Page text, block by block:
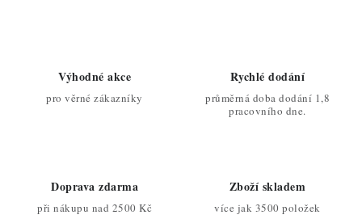
Výhodné akce
pro věrné zákazníky
Rychlé dodání
průměrná doba dodání 1,8
pracovního dne.
Doprava zdarma
při nákupu nad 2500 Kč
Zboží skladem
více jak 3500 položek